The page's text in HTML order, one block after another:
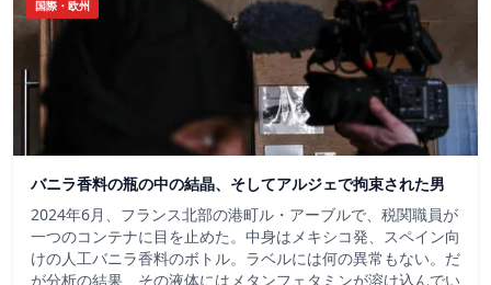
国際・欧州
バニラ香料の瓶の中の結晶、そしてアルジェで拘束された男
2024年6月、フランス北部の港町ル・アーブルで、税関職員が
一つのコンテナに目を止めた。中身はメキシコ発、スペイン向
けの人工バニラ香料のボトル。ラベルには何の異常もない。だ
が分析の結果、その液体にはメタンフェタミンが溶け込んでい